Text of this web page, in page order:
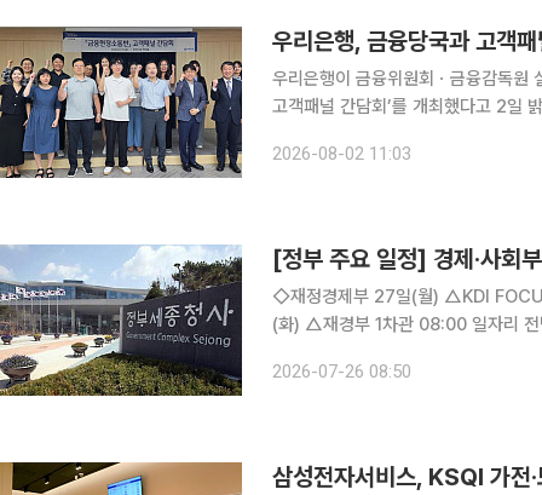
우리은행, 금융당국과 고객
우리은행이 금융위원회ㆍ금융감독원
고객패널 간담회’를 개최했다고 2일 밝혔다. 우리은행 고객패널 간담회는 금융소비
해 금융소비자가 직접 요청한 개선
2026-08-02 11:03
[정부 주요 일정] 경제·사
◇재정경제부 27일(월) △KDI FOCUS ‘재생에너지의 효과적 보급 확대를 위한 정책과제’ 28일
(화) △재경부 1차관 08:00 일자리 전담반(TF)(비공개), 10:00 국무회의(서울청사) △일자리 전담
부총리 17:00 공급망 구
2026-07-26 08:50
삼성전자서비스, KSQI 가전